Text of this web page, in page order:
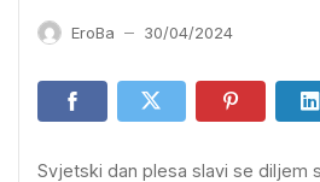
EroBa — 30/04/2024
Svjetski dan plesa slavi se diljem